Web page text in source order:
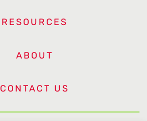
RESOURCES
ABOUT
CONTACT US